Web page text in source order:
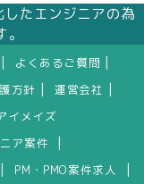
たエンジニアの為
よくあるご質問
方針 運営会社
イメイズ
ア案件
PM・PMO案件求人